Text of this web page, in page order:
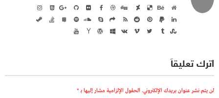
اترك تعليقاً
لن يتم نشر عنوان بريدك الإلكتروني. الحقول الإلزامية مشار إليها بـ *